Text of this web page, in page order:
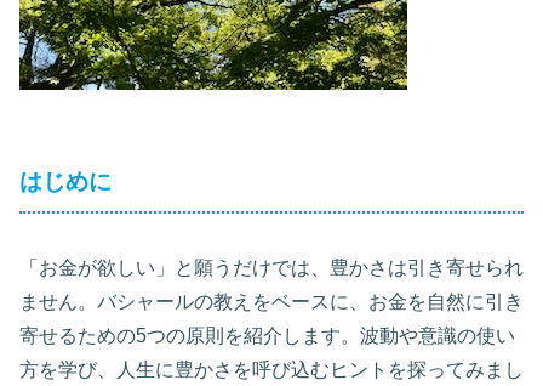
はじめに
「お金が欲しい」と願うだけでは、豊かさは引き寄せられ
ません。バシャールの教えをベースに、お金を自然に引き
寄せるための5つの原則を紹介します。波動や意識の使い
方を学び、人生に豊かさを呼び込むヒントを探ってみまし